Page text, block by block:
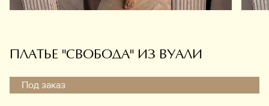
Информация
ПЛАТЬЕ "СВОБОДА" ИЗ ВУАЛИ
Под заказ